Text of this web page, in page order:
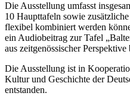
Die Ausstellung umfasst
10 Haupttafeln sowie
flexibel kombiniert werden
ein Audiobeitrag zur Tafel
aus zeitgenössischer Perspektive
Die Ausstellung ist in
Kultur und Geschichte der
entstanden.